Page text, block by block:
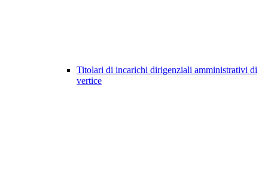
Titolari di incarichi dirigenziali amministrativi di
vertice